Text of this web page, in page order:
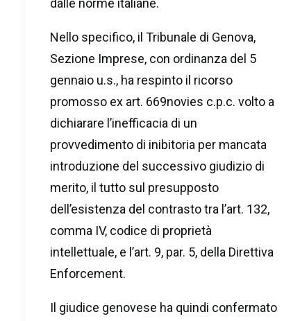
dalle norme italiane.
Nello specifico, il Tribunale di Genova,
Sezione Imprese, con ordinanza del 5
gennaio u.s., ha respinto il ricorso
promosso ex art. 669novies c.p.c. volto a
dichiarare l’inefficacia di un
provvedimento di inibitoria per mancata
introduzione del successivo giudizio di
merito, il tutto sul presupposto
dell’esistenza del contrasto tra l’art. 132,
comma IV, codice di proprietà
intellettuale, e l’art. 9, par. 5, della Direttiva
Enforcement.
Il giudice genovese ha quindi confermato